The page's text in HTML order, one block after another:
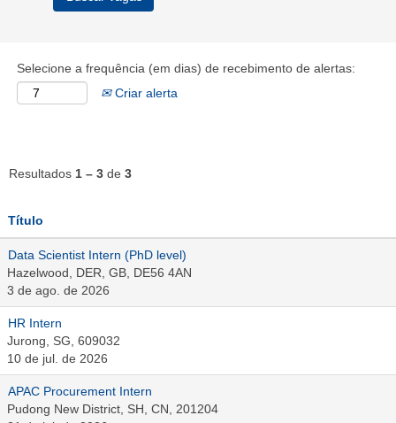
Selecione a frequência (em dias) de recebimento de alertas:
Criar alerta
Resultados 1 – 3 de 3
Título
Data Scientist Intern (PhD level)
Hazelwood, DER, GB, DE56 4AN
3 de ago. de 2026
HR Intern
Jurong, SG, 609032
10 de jul. de 2026
APAC Procurement Intern
Pudong New District, SH, CN, 201204